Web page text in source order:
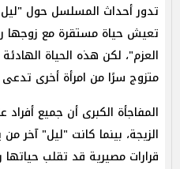
تدور أحداث المسلسل حول
تعيش حياة مستقرة مع زوجها
العزم"، لكن هذه الحياة
متزوج سرًا من امرأة أخرى
المفاجأة الكبرى أن جميع
الزيجة، بينما كانت "ليل" آخر
قرارات مصيرية قد تقلب